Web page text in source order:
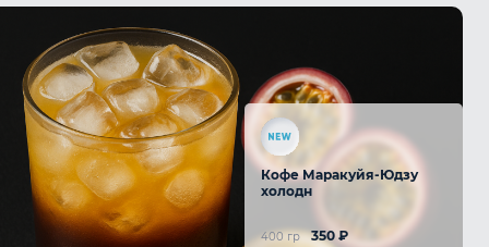
Кофе Маракуйя-Юдзу
холодн
350 ₽
400 гр